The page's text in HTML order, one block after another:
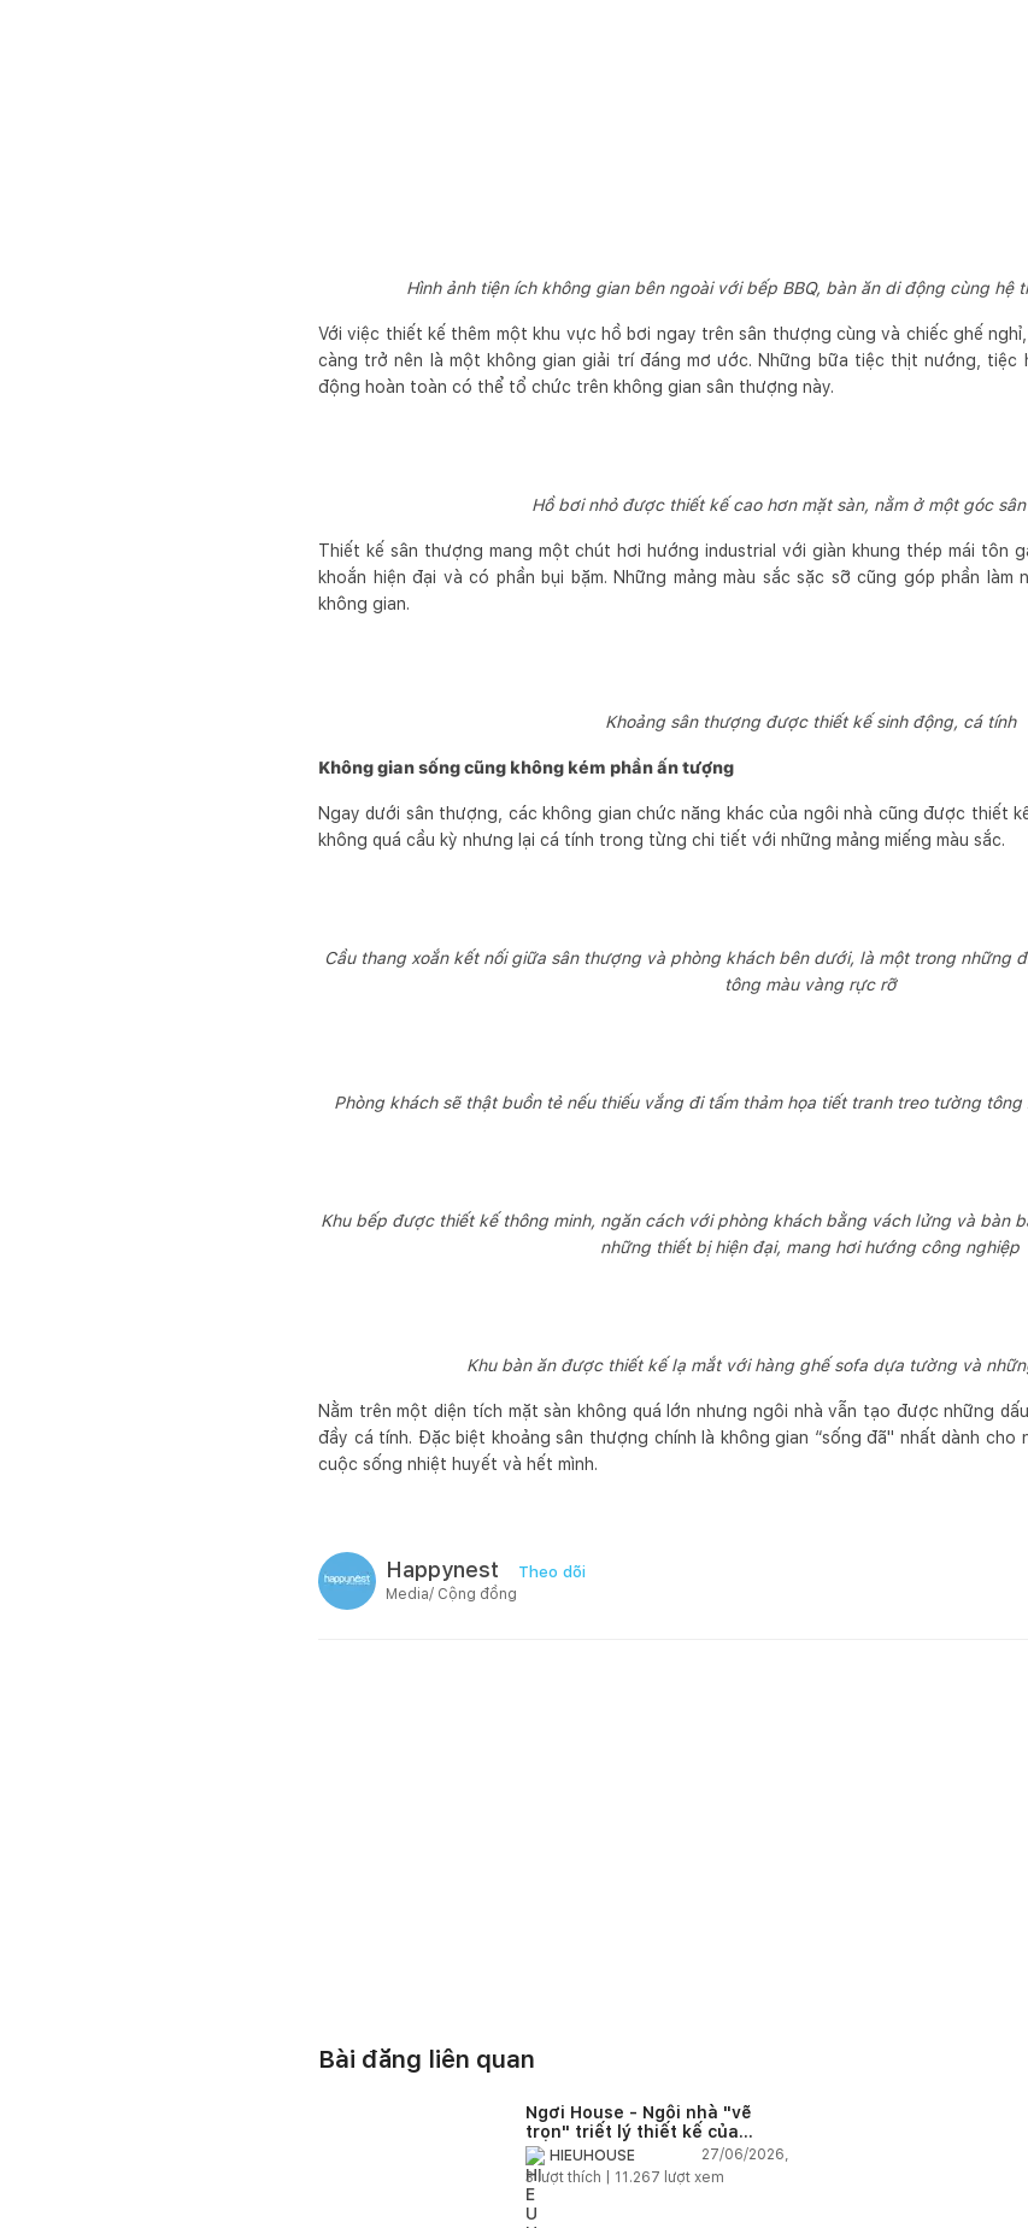
Hình ảnh tiện ích không gian bên ngoài với bếp BBQ, bàn ăn di động cùng hệ
Với việc thiết kế thêm một khu vực hồ bơi ngay trên sân thượng cùng và chiếc ghế
càng trở nên là một không gian giải trí đáng mơ ước. Những bữa tiệc thịt nướng, tiệc
động hoàn toàn có thể tổ chức trên không gian sân thượng này.
Hồ bơi nhỏ được thiết kế cao hơn mặt sàn, nằm ở một góc
Thiết kế sân thượng mang một chút hơi hướng industrial với giàn khung thép mái tôn
khoắn hiện đại và có phần bụi bặm. Những mảng màu sắc sặc sỡ cũng góp phần
không gian.
Khoảng sân thượng được thiết kế sinh động, cá tính
Không gian sống cũng không kém phần ấn tượng
Ngay dưới sân thượng, các không gian chức năng khác của ngôi nhà cũng được thiết
không quá cầu kỳ nhưng lại cá tính trong từng chi tiết với những mảng miếng màu sắc.
Cầu thang xoắn kết nối giữa sân thượng và phòng khách bên dưới, là một trong những
tông màu vàng rực rỡ
Phòng khách sẽ thật buồn tẻ nếu thiếu vắng đi tấm thảm họa tiết tranh treo tường
Khu bếp được thiết kế thông minh, ngăn cách với phòng khách bằng vách lửng và bàn
những thiết bị hiện đại, mang hơi hướng công nghiệp
Khu bàn ăn được thiết kế lạ mắt với hàng ghế sofa dựa tường và
Nằm trên một diện tích mặt sàn không quá lớn nhưng ngôi nhà vẫn tạo được những
đầy cá tính. Đặc biệt khoảng sân thượng chính là không gian “sống đã" nhất dành cho
cuộc sống nhiệt huyết và hết mình.
Happynest Theo dõi
Media/ Cộng đồng
Bài đăng liên quan
Ngơi House - Ngôi nhà "vẽ
trọn" triết lý thiết kế của
HIEUHOUSE
HIEUHOUSE
27/06/2026,
3lượt thích | 11.267 lượt xem